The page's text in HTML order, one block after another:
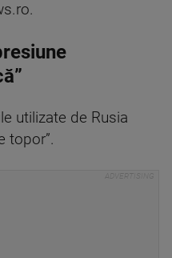
utilizate de Rusia
topor”.